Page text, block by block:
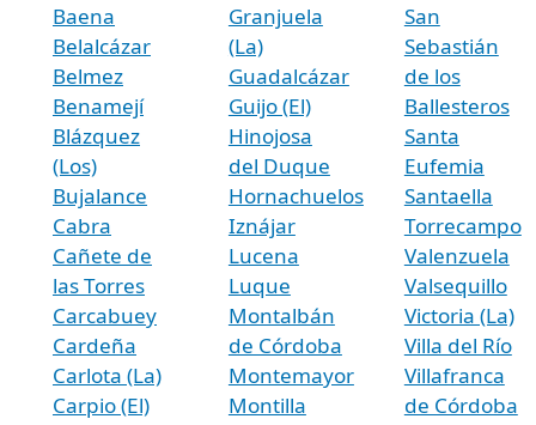
Baena
Belalcázar
Belmez
Benamejí
Blázquez
(Los)
Bujalance
Cabra
Cañete de
las Torres
Carcabuey
Cardeña
Carlota (La)
Carpio (El)
Granjuela
(La)
Guadalcázar
Guijo (El)
Hinojosa
del Duque
Hornachuelos
Iznájar
Lucena
Luque
Montalbán
de Córdoba
Montemayor
Montilla
San
Sebastián
de los
Ballesteros
Santa
Eufemia
Santaella
Torrecampo
Valenzuela
Valsequillo
Victoria (La)
Villa del Río
Villafranca
de Córdoba